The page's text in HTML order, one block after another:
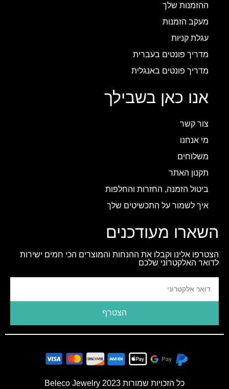
ההזמנות שלך
מעקב הזמנות
עגלת קניות
מדריך פונטים בעברית
מדריך פונטים באנגלית
אנו כאן בשבילך
צור קשר
מי אנחנו
משלוחים
תקנון האתר
ביטול הזמנה, החזרות והחלפות
איך לשמור על התכשיטים שלך
השארו מעודכנים
הצטרפו אלינו וקבלו את ההנחות והמוצרים הכי חמים ישירות
לדואר האלקטרוני שלכם
הצטרף
כל הזכויות שמורות 2023 Beleco Jewelry